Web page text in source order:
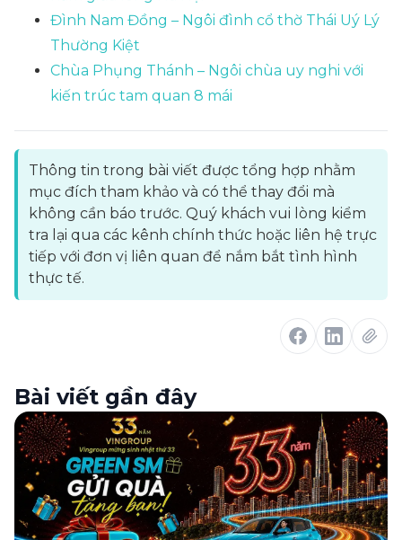
Đình Nam Đồng – Ngôi đình cổ thờ Thái Uý Lý
Thường Kiệt
Chùa Phụng Thánh – Ngôi chùa uy nghi với
kiến trúc tam quan 8 mái
Thông tin trong bài viết được tổng hợp nhằm
mục đích tham khảo và có thể thay đổi mà
không cần báo trước. Quý khách vui lòng kiểm
tra lại qua các kênh chính thức hoặc liên hệ trực
tiếp với đơn vị liên quan để nắm bắt tình hình
thực tế.
Bài viết gần đây